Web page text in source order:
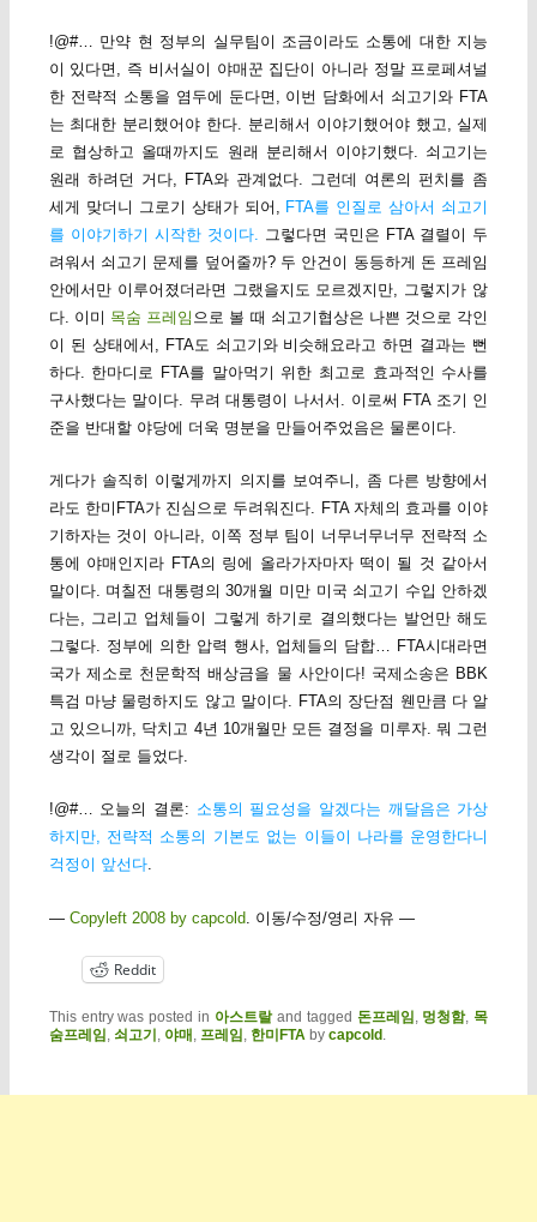
!@#… 만약 현 정부의 실무팀이 조금이라도 소통에 대한 지능
이 있다면, 즉 비서실이 야매꾼 집단이 아니라 정말 프로페셔널
한 전략적 소통을 염두에 둔다면, 이번 담화에서 쇠고기와 FTA
는 최대한 분리했어야 한다. 분리해서 이야기했어야 했고, 실제
로 협상하고 올때까지도 원래 분리해서 이야기했다. 쇠고기는
원래 하려던 거다, FTA와 관계없다. 그런데 여론의 펀치를 좀
세게 맞더니 그로기 상태가 되어, FTA를 인질로 삼아서 쇠고기
를 이야기하기 시작한 것이다. 그렇다면 국민은 FTA 결렬이 두
려워서 쇠고기 문제를 덮어줄까? 두 안건이 동등하게 돈 프레임
안에서만 이루어졌더라면 그랬을지도 모르겠지만, 그렇지가 않
다. 이미 목숨 프레임 으로 볼 때 쇠고기협상은 나쁜 것으로 각인
이 된 상태에서, FTA도 쇠고기와 비슷해요라고 하면 결과는 뻔
하다. 한마디로 FTA를 말아먹기 위한 최고로 효과적인 수사를
구사했다는 말이다. 무려 대통령이 나서서. 이로써 FTA 조기 인
준을 반대할 야당에 더욱 명분을 만들어주었음은 물론이다.
게다가 솔직히 이렇게까지 의지를 보여주니, 좀 다른 방향에서
라도 한미FTA가 진심으로 두려워진다. FTA 자체의 효과를 이야
기하자는 것이 아니라, 이쪽 정부 팀이 너무너무너무 전략적 소
통에 야매인지라 FTA의 링에 올라가자마자 떡이 될 것 같아서
말이다. 며칠전 대통령의 30개월 미만 미국 쇠고기 수입 안하겠
다는, 그리고 업체들이 그렇게 하기로 결의했다는 발언만 해도
그렇다. 정부에 의한 압력 행사, 업체들의 담합… FTA시대라면
국가 제소로 천문학적 배상금을 물 사안이다! 국제소송은 BBK
특검 마냥 물렁하지도 않고 말이다. FTA의 장단점 웬만큼 다 알
고 있으니까, 닥치고 4년 10개월만 모든 결정을 미루자. 뭐 그런
생각이 절로 들었다.
!@#… 오늘의 결론: 소통의 필요성을 알겠다는 깨달음은 가상
하지만, 전략적 소통의 기본도 없는 이들이 나라를 운영한다니
걱정이 앞선다.
— Copyleft 2008 by capcold. 이동/수정/영리 자유 —
Reddit
This entry was posted in 아스트랄and tagged 돈프레임 멍청함,목
숨프레임 쇠고기 야매 프레임 한미FTA by capcold.